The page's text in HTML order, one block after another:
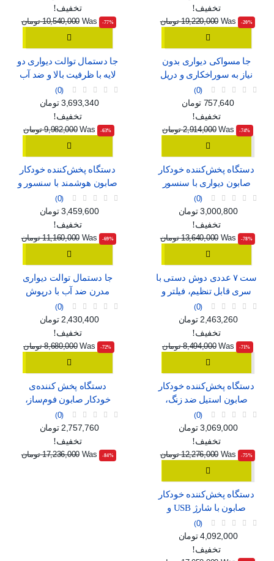
تخفیف!
‎-20%
Was 19,220,000 تومان
تخفیف!
‎-77%
Was 10,540,000 تومان
جا مسواکی دیواری بدون
نیاز به سوراخکاری و دریل
0
قیمت عادی
قیمت
757,640 تومان
تخفیف!
‎-74%
Was 2,914,000 تومان
جا دستمال توالت دیواری دو
لایه با ظرفیت بالا و ضد آب
0
قیمت عادی
قیمت
3,693,340 تومان
تخفیف!
‎-63%
Was 9,982,000 تومان
دستگاه پخش‌کننده خودکار
صابون دیواری با سنسور
هوشمند، قابل شارژ با USB
0
قیمت عادی
قیمت
3,000,800 تومان
تخفیف!
‎-78%
Was 13,640,000 تومان
دستگاه پخش‌کننده خودکار
صابون هوشمند با سنسور و
قابلیت تنظیم جریان
0
قیمت عادی
قیمت
3,459,600 تومان
تخفیف!
‎-69%
Was 11,160,000 تومان
ست ۷ عددی دوش دستی با
سری قابل تنظیم، فیلتر و
ماساژور
0
قیمت عادی
قیمت
2,463,260 تومان
تخفیف!
‎-71%
Was 8,494,000 تومان
جا دستمال توالت دیواری
مدرن ضد آب با درپوش
0
قیمت عادی
قیمت
2,430,400 تومان
تخفیف!
‎-72%
Was 8,680,000 تومان
دستگاه پخش‌کننده خودکار
صابون استیل ضد زنگ،
بدون نیاز به لمس
0
قیمت عادی
قیمت
3,069,000 تومان
تخفیف!
‎-75%
Was 12,276,000 تومان
دستگاه پخش کننده‌ی
خودکار صابون فوم‌ساز،
بدون نیاز به لمس
0
قیمت عادی
قیمت
2,757,760 تومان
تخفیف!
‎-84%
Was 17,236,000 تومان
دستگاه پخش‌کننده خودکار
صابون با شارژ USB و
صفحه نمایش دیجیتال
0
قیمت عادی
قیمت
4,092,000 تومان
تخفیف!